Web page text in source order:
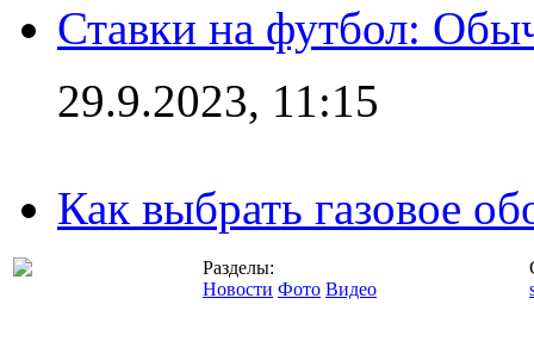
Ставки на футбол:
29.9.2023, 11:15
Как выбрать газовое
Разделы:
Новости Фото Видео